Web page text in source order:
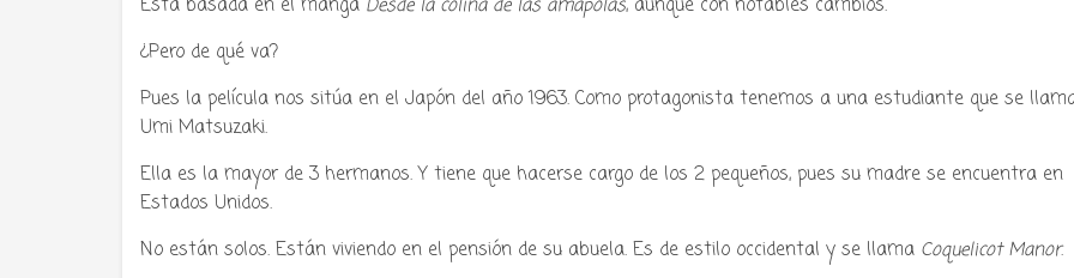
Tu radio y podcast sobre
cultura japonesa ツ
Está basada en el manga Desde la colina de las amapolas, aunque con notables cambios.
¿Pero de qué va?
Pues la película nos sitúa en el Japón del año 1963. Como protagonista tenemos a una estudiante que se
Umi Matsuzaki.
Ella es la mayor de 3 hermanos. Y tiene que hacerse cargo de los 2 pequeños, pues su madre se encuentra en
Estados Unidos.
No están solos. Están viviendo en el pensión de su abuela. Es de estilo occidental y se llama Coquelicot Manor.